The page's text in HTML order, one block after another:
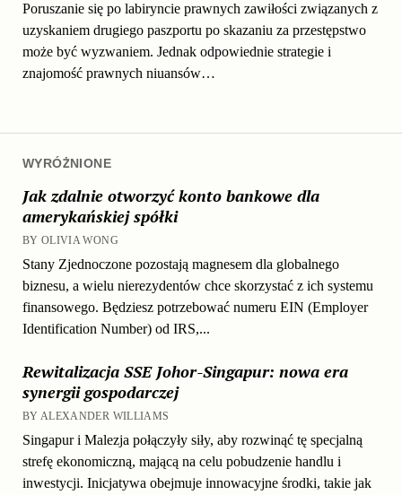
WYRÓŻNIONE
Jak zdalnie otworzyć konto bankowe dla
amerykańskiej spółki
BY OLIVIA WONG
Stany Zjednoczone pozostają magnesem dla globalnego
biznesu, a wielu nierezydentów chce skorzystać z ich systemu
finansowego. Będziesz potrzebować numeru EIN (Employer
Identification Number) od IRS,...
Rewitalizacja SSE Johor-Singapur: nowa era
synergii gospodarczej
BY ALEXANDER WILLIAMS
Singapur i Malezja połączyły siły, aby rozwinąć tę specjalną
strefę ekonomiczną, mającą na celu pobudzenie handlu i
inwestycji. Inicjatywa obejmuje innowacyjne środki, takie jak
Poruszanie się po labiryncie prawnych zawiłości związanych z
uzyskaniem drugiego paszportu po skazaniu za przestępstwo
może być wyzwaniem. Jednak odpowiednie strategie i
znajomość prawnych niuansów…